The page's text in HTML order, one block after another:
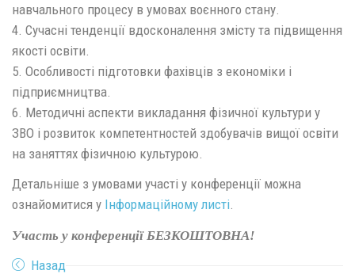
навчального процесу в умовах воєнного стану.
4. Сучасні тенденції вдосконалення змісту та підвищення
якості освіти.
5. Особливості підготовки фахівців з економіки і
підприємництва.
6. Методичні аспекти викладання фізичної культури у
ЗВО і розвиток компетентностей здобувачів вищої освіти
на заняттях фізичною культурою.
Детальніше з умовами участі у конференції можна
ознайомитися у Інформаційному листі.
Участь у конференції БЕЗКОШТОВНА!
Назад